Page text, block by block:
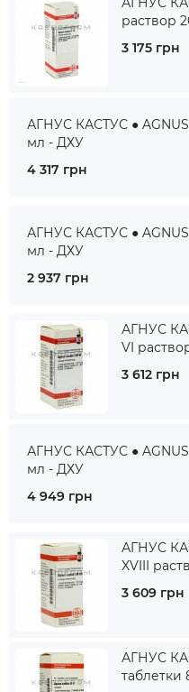
раствор
3 175 грн
АГНУС КАСТУС ● AGNUS
мл - ДХУ
4 317 грн
АГНУС КАСТУС ● AGNUS
мл - ДХУ
2 937 грн
АГНУС
VI
3 612 грн
АГНУС КАСТУС ● AGNUS
мл - ДХУ
4 949 грн
АГНУС
XVIII
3 609 грн
АГНУС